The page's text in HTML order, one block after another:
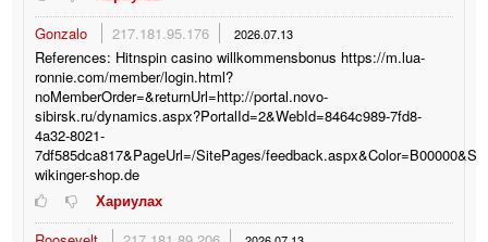
Gonzalo
217.181.95.176 2026.07.13
References: Hitnspin casino willkommensbonus https://m.lua-
ronnie.com/member/login.html?
noMemberOrder=&returnUrl=http://portal.novo-
sibirsk.ru/dynamics.aspx?PortalId=2&WebId=8464c989-7fd8-
4a32-8021-
7df585dca817&PageUrl=/SitePages/
wikinger-shop.de
Хариулах